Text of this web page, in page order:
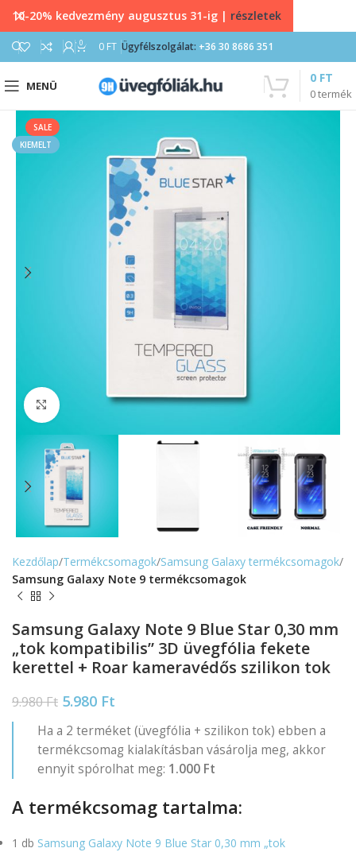
0 0 FT Ügyfélszolgálat: +36 30 8686 351
MENÜ
0termék
0 FT
SALE
KIEMELT
Nagyítás
Kezdőlap Termékcsomagok Samsung Galaxy termékcsomagok
Samsung Galaxy Note 9 termékcsomagok
Samsung Galaxy Note 9 Blue Star 0,30 mm
„tok kompatibilis” 3D üvegfólia fekete
kerettel + Roar kameravédős szilikon tok
9.980Ft 5.980 Ft
Ha a 2 terméket (üvegfólia + szilikon tok) ebben a
termékcsomag kialakításban vásárolja meg, akkor
ennyit spórolhat meg: 1.000 Ft
A termékcsomag tartalma:
1 db Samsung Galaxy Note 9 Blue Star 0,30 mm „tok
10-20% kedvezmény augusztus 31-ig | részletek